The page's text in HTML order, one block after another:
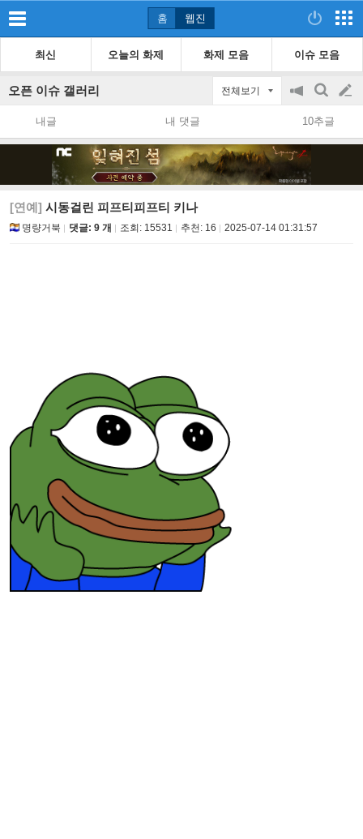
홈 웹진
최신 오늘의 화제 화제 모음 이슈 모음
오픈 이슈 갤러리 전체보기
공
지
on/off
검
색
글
쓰
내글 내 댓글 10추글
[연예] 시동걸린 피프티피프티 키나
명량거북 댓글: 9 개 조회: 15531 추천: 16 2025-07-14 01:31:57